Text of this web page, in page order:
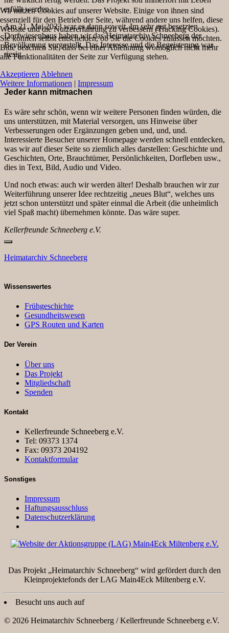
erfüllt werden.
Am 21. Mai 2023 war es dann soweit. Im sehr gut besetzten
Dorfwiesenhaus haben wir das Heimatarchiv Schneeberg der
Bevölkerung vorgestellt. Das Interesse und die Begeisterung war
riesig.
Jeder kann mitmachen
Es wäre sehr schön, wenn wir weitere Personen finden würden, die
uns unterstützen, mit Material versorgen, uns Hinweise über
Verbesserungen oder Ergänzungen geben und, und, und.
Interessierte Besucher unserer Homepage werden schnell entdecken,
was wir auf dieser Seite so ziemlich alles darstellen: Geschichte und
Geschichten, Orte, Brauchtümer, Persönlichkeiten, Dorfleben usw.,
dies in Text, Bild, Audio und Video.
Und noch etwas: auch wir werden älter! Deshalb brauchen wir zur
Weiterführung unserer Idee rechtzeitig „neues Blut“, welches uns
jetzt schon unterstützt und später einmal die Arbeit (die unheimlich
viel Spaß macht) übernehmen könnte. Das wäre super.
Kellerfreunde Schneeberg e.V.
Heimatarchiv Schneeberg
Wissenswertes
Frühgeschichte
Gesundheitswesen
GPS Routen und Karten
Der Verein
Über uns
Das Projekt
Mitgliedschaft
Spenden
Kontakt
Kellerfreunde Schneeberg e.V.
Tel: 09373 1374
Fax: 09373 204192
Kontaktformular
Sonstiges
Impressum
Haftungsausschluss
Datenschutzerklärung
Das Projekt „Heimatarchiv Schneeberg“ wird gefördert durch den
Kleinprojektefonds der LAG Main4Eck Miltenberg e.V.
Besucht uns auch auf
© 2026 Heimatarchiv Schneeberg / Kellerfreunde Schneeberg e.V.
Wir nutzen Cookies auf unserer Website. Einige von ihnen sind
essenziell für den Betrieb der Seite, während andere uns helfen, diese
Website und die Nutzererfahrung zu verbessern (Tracking Cookies).
Sie können selbst entscheiden, ob Sie die Cookies zulassen möchten.
Bitte beachten Sie, dass bei einer Ablehnung womöglich nicht mehr
alle Funktionalitäten der Seite zur Verfügung stehen.
Akzeptieren Ablehnen
Weitere Informationen | Impressum